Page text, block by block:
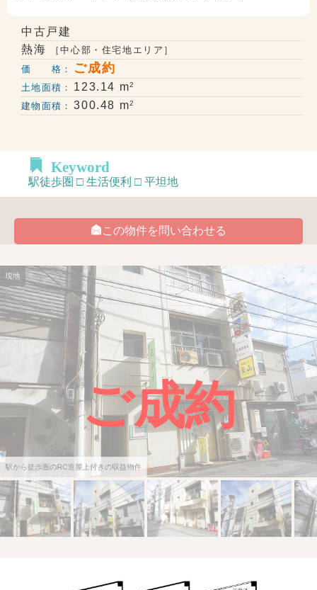
中古戸建
熱海
［中心部・住宅地エリア］
価 格：
ご成約
土地面積： 123.14 m2
建物面積： 300.48 m2
Keyword
駅徒歩圏 □ 生活便利 □ 平坦地
この物件を問い合わせる
ご成約
現地
駅から徒歩圏のRC造屋上付きの収益物件